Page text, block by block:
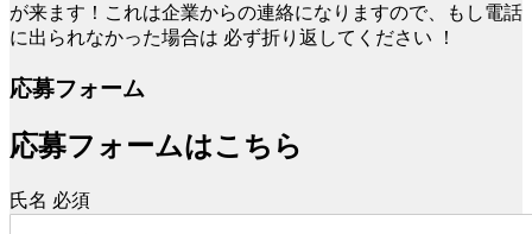
が来ます！これは企業からの連絡になりますので、もし電話
に出られなかった場合は 必ず折り返してください ！
応募フォーム
応募フォームはこちら
氏名 必須